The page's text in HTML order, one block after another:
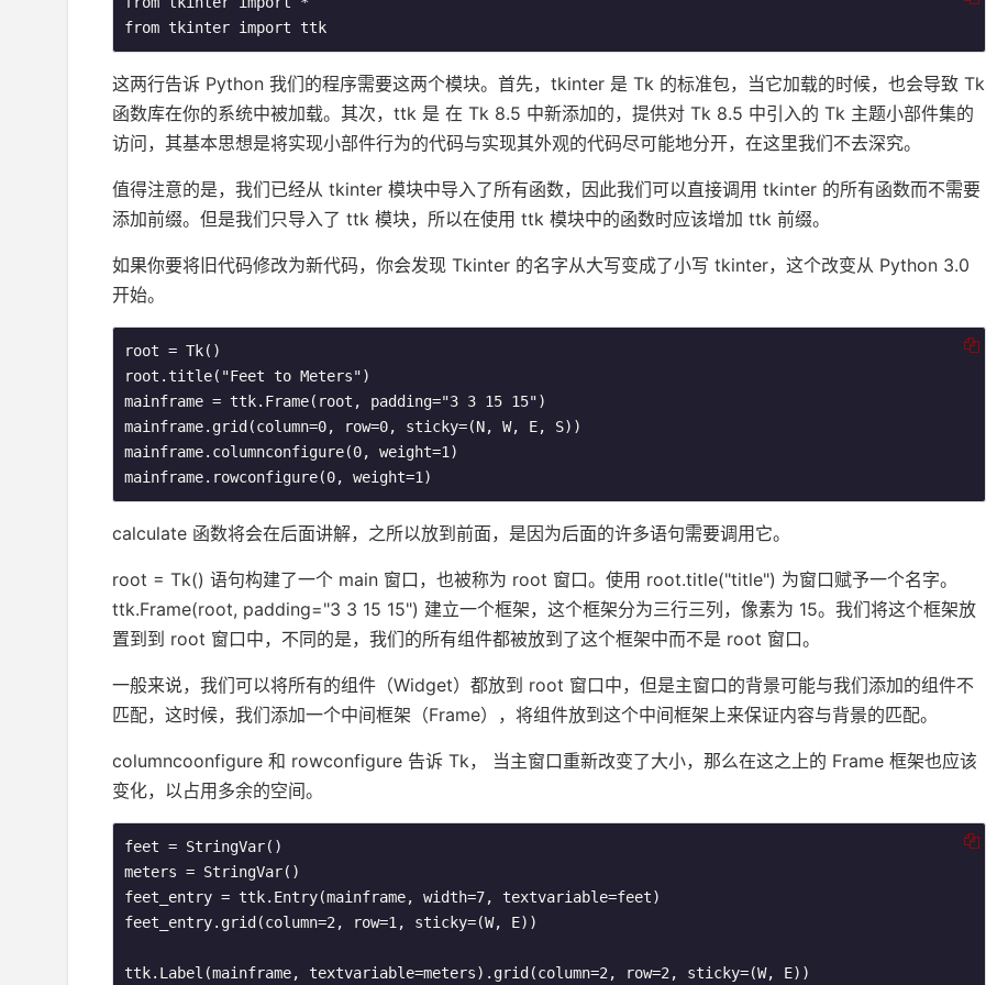
from tkinter import ttk
这两行告诉 Python 我们的程序需要这两个模块。首先，tkinter 是 Tk 的标准包，当它加载的时候，也会导致 Tk
函数库在你的系统中被加载。其次，ttk 是 在 Tk 8.5 中新添加的，提供对 Tk 8.5 中引入的 Tk 主题小部件集的
访问，其基本思想是将实现小部件行为的代码与实现其外观的代码尽可能地分开，在这里我们不去深究。
值得注意的是，我们已经从 tk­in­ter 模块中导入了所有函数，因此我们可以直接调用 tk­in­ter 的所有函数而不需要
添加前缀。但是我们只导入了 ttk 模块，所以在使用 ttk 模块中的函数时应该增加 ttk 前缀。
如果你要将旧代码修改为新代码，你会发现 Tk­in­ter 的名字从大写变成了小写 tkinter，这个改变从 Python 3.0
开始。
root = Tk()
root.title("Feet to Meters")
mainframe = ttk.Frame(root, padding="3 3 15 15")
mainframe.grid(column=0, row=0, sticky=(N, W, E, S))
mainframe.columnconfigure(0, weight=1)
mainframe.rowconfigure(0, weight=1)
cal­cu­late 函数将会在后面讲解，之所以放到前面，是因为后面的许多语句需要调用它。
root = Tk() 语句构建了一个 main 窗口，也被称为 root 窗口。使用 root.title("title") 为窗口赋予一个名字。
ttk.Frame(root, padding="3 3 15 15") 建立一个框架，这个框架分为三行三列，像素为 15。我们将这个框架放
置到到 root 窗口中，不同的是，我们的所有组件都被放到了这个框架中而不是 root 窗口。
一般来说，我们可以将所有的组件（Wid­get）都放到 root 窗口中，但是主窗口的背景可能与我们添加的组件不
匹配，这时候，我们添加一个中间框架（Frame），将组件放到这个中间框架上来保证内容与背景的匹配。
columncoonfigure 和 rowconfigure 告诉 Tk， 当主窗口重新改变了大小，那么在这之上的 Frame 框架也应该
变化，以占用多余的空间。
feet = StringVar()
meters = StringVar()
feet_entry = ttk.Entry(mainframe, width=7, textvariable=feet)
feet_entry.grid(column=2, row=1, sticky=(W, E))
ttk.Label(mainframe, textvariable=meters).grid(column=2, row=2, sticky=(W, E))